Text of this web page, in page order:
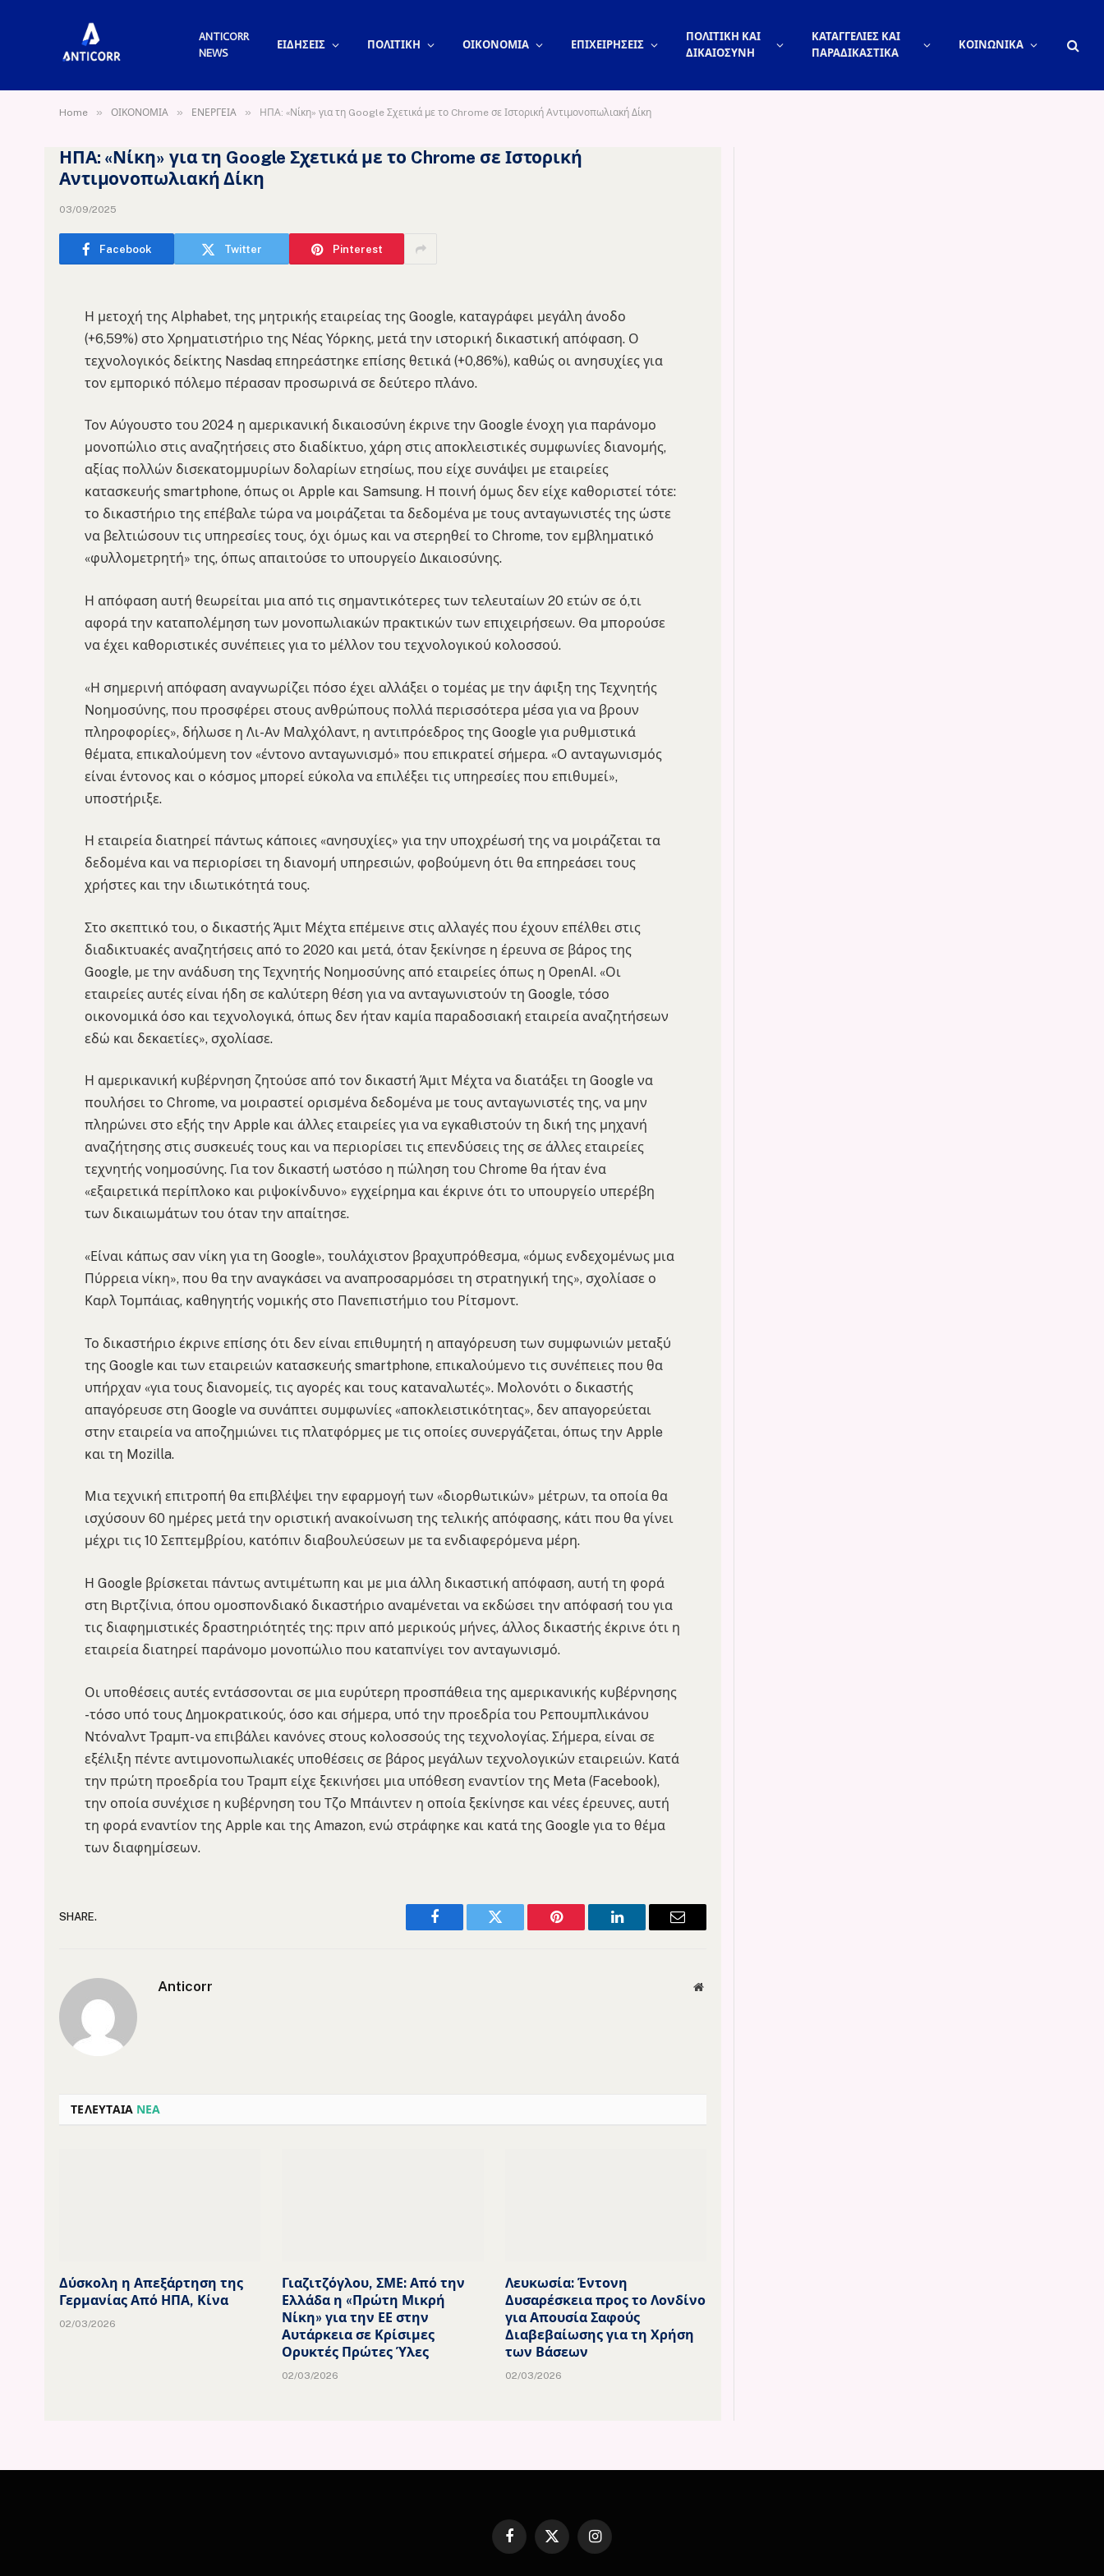
ANTICORR
NEWS
ΕΙΔΗΣΕΙΣ ΠΟΛΙΤΙΚΗ ΟΙΚΟΝΟΜΙΑ ΕΠΙΧΕΙΡΗΣΕΙΣ
ΠΟΛΙΤΙΚΗ ΚΑΙ
ΔΙΚΑΙΟΣΥΝΗ
ΚΑΤΑΓΓΕΛΙΕΣ ΚΑΙ
ΠΑΡΑΔΙΚΑΣΤΙΚΑ
ΚΟΙΝΩΝΙΚΑ
Home » ΟΙΚΟΝΟΜΙΑ » ΕΝΕΡΓΕΙΑ » ΗΠΑ: «Νίκη» για τη Google Σχετικά με το Chrome σε Ιστορική Αντιμονοπωλιακή Δίκη
ΗΠΑ: «Νίκη» για τη Google Σχετικά με το Chrome σε Ιστορική
Αντιμονοπωλιακή Δίκη
03/09/2025
Facebook Twitter Pinterest
Η μετοχή της Alphabet, της μητρικής εταιρείας της Google, καταγράφει μεγάλη άνοδο
(+6,59%) στο Χρηματιστήριο της Νέας Υόρκης, μετά την ιστορική δικαστική απόφαση. Ο
τεχνολογικός δείκτης Nasdaq επηρεάστηκε επίσης θετικά (+0,86%), καθώς οι ανησυχίες για
τον εμπορικό πόλεμο πέρασαν προσωρινά σε δεύτερο πλάνο.
Τον Αύγουστο του 2024 η αμερικανική δικαιοσύνη έκρινε την Google ένοχη για παράνομο
μονοπώλιο στις αναζητήσεις στο διαδίκτυο, χάρη στις αποκλειστικές συμφωνίες διανομής,
αξίας πολλών δισεκατομμυρίων δολαρίων ετησίως, που είχε συνάψει με εταιρείες
κατασκευής smartphone, όπως οι Apple και Samsung. Η ποινή όμως δεν είχε καθοριστεί τότε:
το δικαστήριο της επέβαλε τώρα να μοιράζεται τα δεδομένα με τους ανταγωνιστές της ώστε
να βελτιώσουν τις υπηρεσίες τους, όχι όμως και να στερηθεί το Chrome, τον εμβληματικό
«φυλλομετρητή» της, όπως απαιτούσε το υπουργείο Δικαιοσύνης.
Η απόφαση αυτή θεωρείται μια από τις σημαντικότερες των τελευταίων 20 ετών σε ό,τι
αφορά την καταπολέμηση των μονοπωλιακών πρακτικών των επιχειρήσεων. Θα μπορούσε
να έχει καθοριστικές συνέπειες για το μέλλον του τεχνολογικού κολοσσού.
«Η σημερινή απόφαση αναγνωρίζει πόσο έχει αλλάξει ο τομέας με την άφιξη της Τεχνητής
Νοημοσύνης, που προσφέρει στους ανθρώπους πολλά περισσότερα μέσα για να βρουν
πληροφορίες», δήλωσε η Λι-Αν Μαλχόλαντ, η αντιπρόεδρος της Google για ρυθμιστικά
θέματα, επικαλούμενη τον «έντονο ανταγωνισμό» που επικρατεί σήμερα. «Ο ανταγωνισμός
είναι έντονος και ο κόσμος μπορεί εύκολα να επιλέξει τις υπηρεσίες που επιθυμεί»,
υποστήριξε.
Η εταιρεία διατηρεί πάντως κάποιες «ανησυχίες» για την υποχρέωσή της να μοιράζεται τα
δεδομένα και να περιορίσει τη διανομή υπηρεσιών, φοβούμενη ότι θα επηρεάσει τους
χρήστες και την ιδιωτικότητά τους.
Στο σκεπτικό του, ο δικαστής Άμιτ Μέχτα επέμεινε στις αλλαγές που έχουν επέλθει στις
διαδικτυακές αναζητήσεις από το 2020 και μετά, όταν ξεκίνησε η έρευνα σε βάρος της
Google, με την ανάδυση της Τεχνητής Νοημοσύνης από εταιρείες όπως η OpenAI. «Οι
εταιρείες αυτές είναι ήδη σε καλύτερη θέση για να ανταγωνιστούν τη Google, τόσο
οικονομικά όσο και τεχνολογικά, όπως δεν ήταν καμία παραδοσιακή εταιρεία αναζητήσεων
εδώ και δεκαετίες», σχολίασε.
Η αμερικανική κυβέρνηση ζητούσε από τον δικαστή Άμιτ Μέχτα να διατάξει τη Google να
πουλήσει το Chrome, να μοιραστεί ορισμένα δεδομένα με τους ανταγωνιστές της, να μην
πληρώνει στο εξής την Apple και άλλες εταιρείες για να εγκαθιστούν τη δική της μηχανή
αναζήτησης στις συσκευές τους και να περιορίσει τις επενδύσεις της σε άλλες εταιρείες
τεχνητής νοημοσύνης. Για τον δικαστή ωστόσο η πώληση του Chrome θα ήταν ένα
«εξαιρετικά περίπλοκο και ριψοκίνδυνο» εγχείρημα και έκρινε ότι το υπουργείο υπερέβη
των δικαιωμάτων του όταν την απαίτησε.
«Είναι κάπως σαν νίκη για τη Google», τουλάχιστον βραχυπρόθεσμα, «όμως ενδεχομένως μια
Πύρρεια νίκη», που θα την αναγκάσει να αναπροσαρμόσει τη στρατηγική της», σχολίασε ο
Καρλ Τομπάιας, καθηγητής νομικής στο Πανεπιστήμιο του Ρίτσμοντ.
Το δικαστήριο έκρινε επίσης ότι δεν είναι επιθυμητή η απαγόρευση των συμφωνιών μεταξύ
της Google και των εταιρειών κατασκευής smartphone, επικαλούμενο τις συνέπειες που θα
υπήρχαν «για τους διανομείς, τις αγορές και τους καταναλωτές». Μολονότι ο δικαστής
απαγόρευσε στη Google να συνάπτει συμφωνίες «αποκλειστικότητας», δεν απαγορεύεται
στην εταιρεία να αποζημιώνει τις πλατφόρμες με τις οποίες συνεργάζεται, όπως την Apple
και τη Mozilla.
Μια τεχνική επιτροπή θα επιβλέψει την εφαρμογή των «διορθωτικών» μέτρων, τα οποία θα
ισχύσουν 60 ημέρες μετά την οριστική ανακοίνωση της τελικής απόφασης, κάτι που θα γίνει
μέχρι τις 10 Σεπτεμβρίου, κατόπιν διαβουλεύσεων με τα ενδιαφερόμενα μέρη.
Η Google βρίσκεται πάντως αντιμέτωπη και με μια άλλη δικαστική απόφαση, αυτή τη φορά
στη Βιρτζίνια, όπου ομοσπονδιακό δικαστήριο αναμένεται να εκδώσει την απόφασή του για
τις διαφημιστικές δραστηριότητές της: πριν από μερικούς μήνες, άλλος δικαστής έκρινε ότι η
εταιρεία διατηρεί παράνομο μονοπώλιο που καταπνίγει τον ανταγωνισμό.
Οι υποθέσεις αυτές εντάσσονται σε μια ευρύτερη προσπάθεια της αμερικανικής κυβέρνησης
-τόσο υπό τους Δημοκρατικούς, όσο και σήμερα, υπό την προεδρία του Ρεπουμπλικάνου
Ντόναλντ Τραμπ- να επιβάλει κανόνες στους κολοσσούς της τεχνολογίας. Σήμερα, είναι σε
εξέλιξη πέντε αντιμονοπωλιακές υποθέσεις σε βάρος μεγάλων τεχνολογικών εταιρειών. Κατά
την πρώτη προεδρία του Τραμπ είχε ξεκινήσει μια υπόθεση εναντίον της Meta (Facebook),
την οποία συνέχισε η κυβέρνηση του Τζο Μπάιντεν η οποία ξεκίνησε και νέες έρευνες, αυτή
τη φορά εναντίον της Apple και της Amazon, ενώ στράφηκε και κατά της Google για το θέμα
των διαφημίσεων.
SHARE.
Facebook Twitter Pinterest LinkedIn Email
Anticorr Website
ΤΕΛΕΥΤΑΙΑ ΝΕΑ
Δύσκολη η Απεξάρτηση της
Γερμανίας Από ΗΠΑ, Κίνα
02/03/2026
Γιαζιτζόγλου, ΣΜΕ: Από την
Ελλάδα η «Πρώτη Μικρή
Νίκη» για την ΕΕ στην
Αυτάρκεια σε Κρίσιμες
Ορυκτές Πρώτες Ύλες
02/03/2026
Λευκωσία: Έντονη
Δυσαρέσκεια προς το Λονδίνο
για Απουσία Σαφούς
Διαβεβαίωσης για τη Χρήση
των Βάσεων
02/03/2026
Facebook
X
Instagram